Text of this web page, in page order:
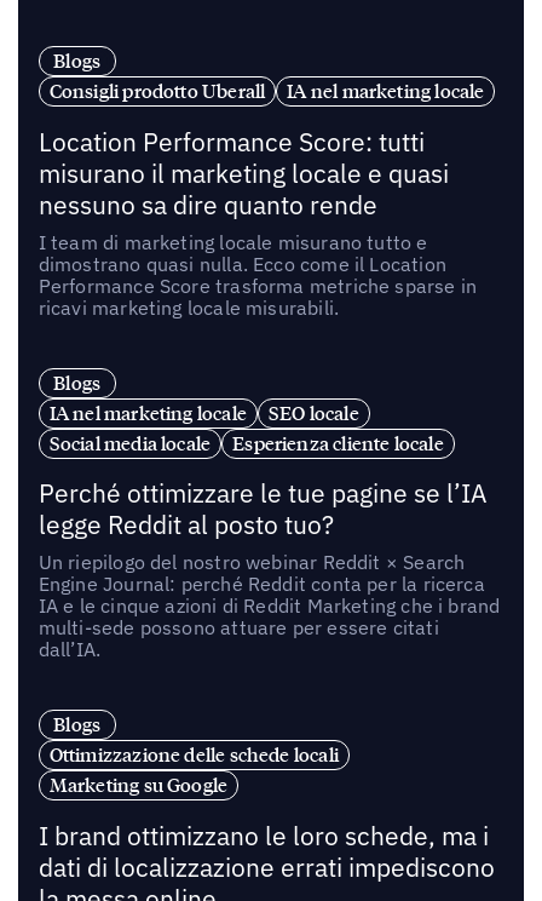
Blogs
Consigli prodotto Uberall
IA nel marketing locale
Location Performance Score: tutti
misurano il marketing locale e quasi
nessuno sa dire quanto rende
I team di marketing locale misurano tutto e
dimostrano quasi nulla. Ecco come il Location
Performance Score trasforma metriche sparse in
ricavi marketing locale misurabili.
Blogs
IA nel marketing locale
SEO locale
Social media locale
Esperienza cliente locale
Perché ottimizzare le tue pagine se l’IA
legge Reddit al posto tuo?
Un riepilogo del nostro webinar Reddit × Search
Engine Journal: perché Reddit conta per la ricerca
IA e le cinque azioni di Reddit Marketing che i brand
multi-sede possono attuare per essere citati
dall’IA.
Blogs
Ottimizzazione delle schede locali
Marketing su Google
I brand ottimizzano le loro schede, ma i
dati di localizzazione errati impediscono